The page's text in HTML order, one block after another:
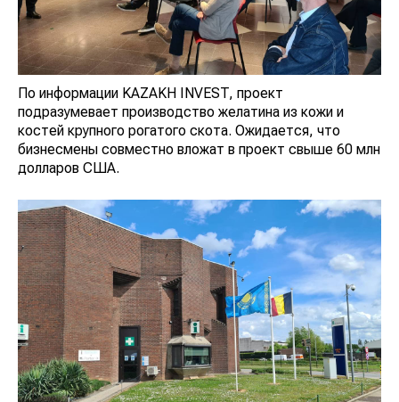
По информации KAZAKH INVEST, проект
подразумевает производство желатина из кожи и
костей крупного рогатого скота. Ожидается, что
бизнесмены совместно вложат в проект свыше 60 млн
долларов США.